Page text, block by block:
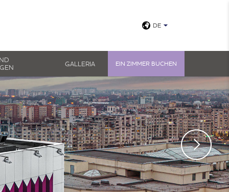
DE
GALLERIA EIN ZIMMER BUCHEN